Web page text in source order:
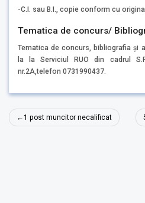
-C.I. sau B.I., copie conform cu
Tematica de concurs/
Tematica de concurs, bibliografia şi
la la Serviciul RUO din cadrul
nr.2A,telefon 0731990437.
Navigare
în
1 post muncitor necalificat